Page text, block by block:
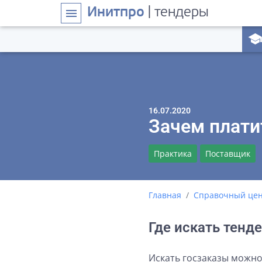
menu Инитпро | тендеры
school
16.07.2020
Зачем
Практика Поставщик
Главная Справочный
Где искать
Искать госзаказы